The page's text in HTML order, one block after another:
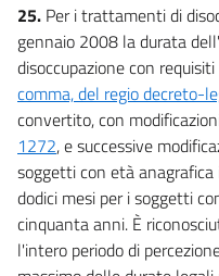
25. Per i trattamenti di
gennaio 2008 la durata
disoccupazione con
comma, del regio decreto-
convertito, con
1272, e successive
soggetti con età
dodici mesi per i soggetti
cinquanta anni. È
l'intero periodo di